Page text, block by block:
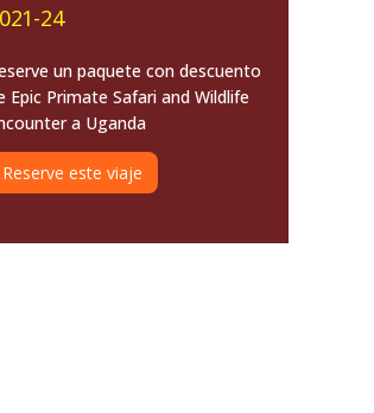
24
un paquete con descuento
Epic Primate Safari and Wildlife
a Uganda
Reserve este viaje